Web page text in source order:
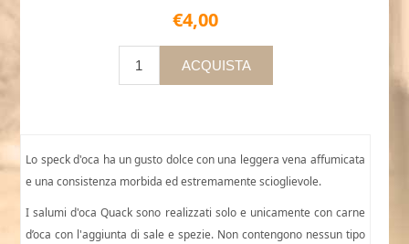
€4,00
Lo speck d'oca ha un gusto dolce con una leggera vena affumicata
e una consistenza morbida ed estremamente scioglievole.
I salumi d'oca Quack sono realizzati solo e unicamente con carne
d’oca con l'aggiunta di sale e spezie. Non contengono nessun tipo